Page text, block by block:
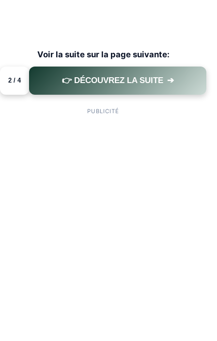
Voir la suite sur la page suivante:
2 / 4 👉 DÉCOUVREZ LA SUITE ➔
PAGE 2 OF 4
PUBLICITÉ